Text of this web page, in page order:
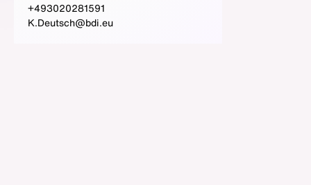
+493020281591
K.Deutsch@bdi.eu